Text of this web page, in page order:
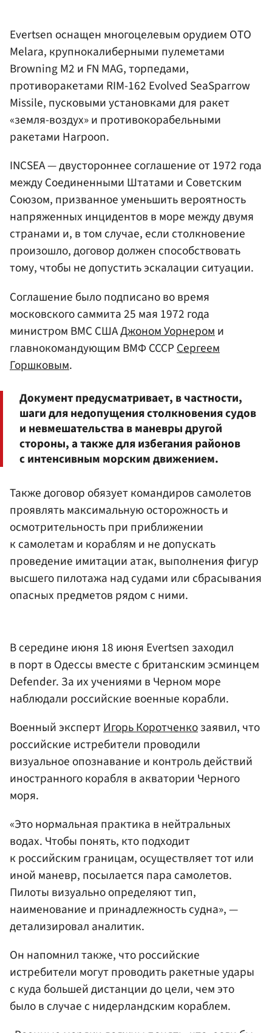
Evertsen оснащен многоцелевым орудием OTO
Melara, крупнокалиберными пулеметами
Browning M2 и FN MAG, торпедами,
противоракетами RIM-162 Evolved SeaSparrow
Missile, пусковыми установками для ракет
«земля-воздух» и противокорабельными
ракетами Harpoon.
INCSEA — двустороннее соглашение от 1972 года
между Соединенными Штатами и Советским
Союзом, призванное уменьшить вероятность
напряженных инцидентов в море между двумя
странами и, в том случае, если столкновение
произошло, договор должен способствовать
тому, чтобы не допустить эскалации ситуации.
Соглашение было подписано во время
московского саммита 25 мая 1972 года
министром ВМС СШАДжоном Уорнером и
главнокомандующим ВМФ СССР Сергеем
Горшковым.
Документ предусматривает, в частности,
шаги для недопущения столкновения судов
и невмешательства в маневры другой
стороны, а также для избегания районов
с интенсивным морским движением.
Также договор обязует командиров самолетов
проявлять максимальную осторожность и
осмотрительность при приближении
к самолетам и кораблям и не допускать
проведение имитации атак, выполнения фигур
высшего пилотажа над судами или сбрасывания
опасных предметов рядом с ними.
В середине июня 18 июня Evertsen заходил
в порт в Одессы вместе с британским эсминцем
Defender. За их учениями в Черном море
наблюдали российские военные корабли.
Военный экспертИгорь Коротченкозаявил, что
российские истребители проводили
визуальное опознавание и контроль действий
иностранного корабля в акватории Черного
моря.
«Это нормальная практика в нейтральных
водах. Чтобы понять, кто подходит
к российским границам, осуществляет тот или
иной маневр, посылается пара самолетов.
Пилоты визуально определяют тип,
наименование и принадлежность судна», —
детализировал аналитик.
Он напомнил также, что российские
истребители могут проводить ракетные удары
с куда большей дистанции до цели, чем это
было в случае с нидерландским кораблем.